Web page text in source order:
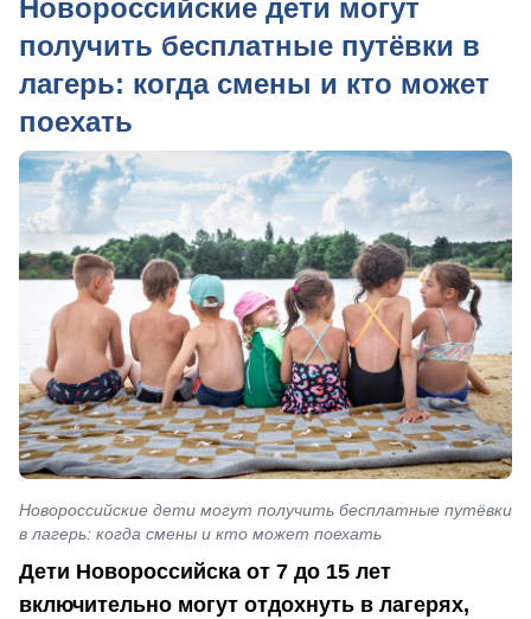
Новороссийские дети могут
получить бесплатные путёвки в
лагерь: когда смены и кто может
поехать
Новороссийские дети могут получить бесплатные путёвки
в лагерь: когда смены и кто может поехать
Дети Новороссийска от 7 до 15 лет
включительно могут отдохнуть в лагерях,